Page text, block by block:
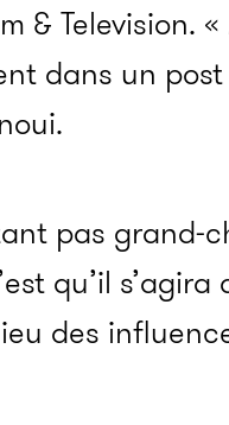
& Television. «
dans un
pas grand-
qu’il s’agira
des